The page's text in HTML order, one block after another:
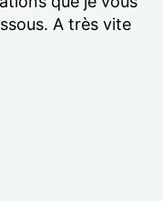
A très vite